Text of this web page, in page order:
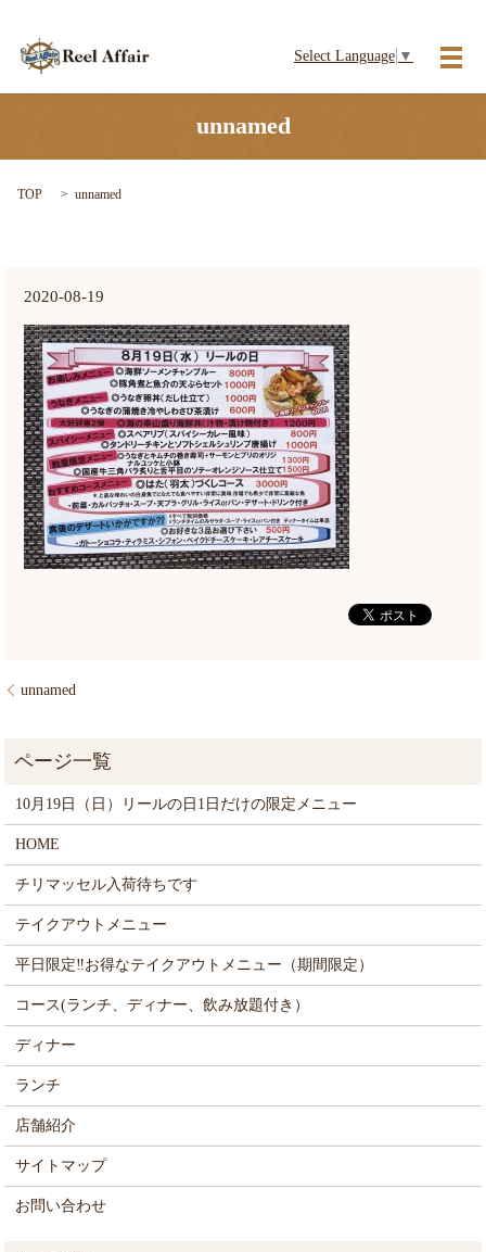
Select Language ▼
メ
unnamed
TOP unnamed
2020-08-19
unnamed
10月19日（日）リールの日1日だけの限定メニュー
HOME
チリマッセル入荷待ちです
テイクアウトメニュー
平日限定‼お得なテイクアウトメニュー（期間限定）
コース(ランチ、ディナー、飲み放題付き）
ディナー
ランチ
店舗紹介
サイトマップ
お問い合わせ